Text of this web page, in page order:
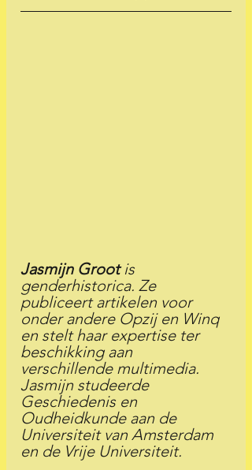
Jasmijn Groot is
genderhistorica. Ze
publiceert artikelen voor
onder andere Opzij en Winq
en stelt haar expertise ter
beschikking aan
verschillende multimedia.
Jasmijn studeerde
Geschiedenis en
Oudheidkunde aan de
Universiteit van Amsterdam
en de Vrije Universiteit.